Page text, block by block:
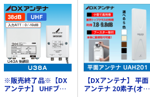
利得45dBと業界トップク
ラス。 余裕ある利得で
設置場所・地域を選ばず
ご利用いただけます。
45dB/35dB/30dB対応 ・
高シールド・低雑音
UHF 1.5dB以下、BS/CS
7.0dB以下 シールドケ
ースにはダイキャスト一
体型の構造を採用。シー
ルド性能を強化。 外来
電波の影響・電波の漏洩
を防ぎます。 経年劣化
ス。 余裕ある利得で設
置場所・地域を選ばずご
利用いただけます。
45dB/35dB/30dB対応 ・
高シールド・低雑音
UHF1.5dB以下 シール
ドケースにはダイキャス
ト一体型の構造を採用。
シールド性能を強化。
外来電波の影響・電波の
漏洩を防ぎます。 経年
劣化にも強いため、長く
安心してお使い頂けま
※販売終了品※【DX
アンテナ】 UHFブー
【DXアンテナ】 平面
アンテナ 20素子(オフ